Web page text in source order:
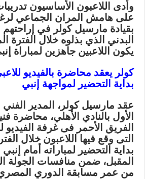
وأدى اللاعبون الأساسيون
على هامش المران الجماعي
بقيادة مارسيل كولر في
البدني الذي بذلوه خلال الفترة
يكون اللاعبين جاهزين لمباراة
كولر يعقد محاضرة بالفيديو
بداية التحضير لمواجهة إنبي
عقد مارسيل كولر، المدير
الأول بالنادي الأهلي، محاضرة
الفريق الأحمر فى غرفة الفيديو
التى وقع فيها اللاعبون خلال
بداية التحضير لمباراته أمام إنبي
المقبل، ضمن منافسات الجولة
من عمر مسابقة الدوري